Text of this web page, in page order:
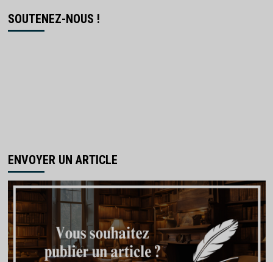
SOUTENEZ-NOUS !
ENVOYER UN ARTICLE